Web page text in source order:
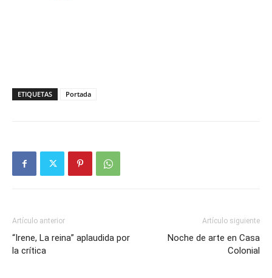
ETIQUETAS Portada
Artículo anterior
“Irene, La reina” aplaudida por
la crítica
Artículo siguiente
Noche de arte en Casa
Colonial